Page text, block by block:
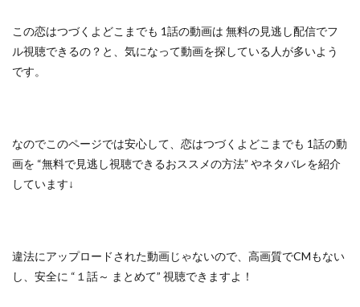
この恋はつづくよどこまでも 1話の動画は 無料の見逃し配信でフ
ル視聴できるの？ と、気になって動画を探している人が多いよう
です。
なのでこのページでは安心して、 恋はつづくよどこまでも 1話の動
画を “無料で見逃し視聴できるおススメの方法” やネタバレを紹介
しています↓
違法にアップロードされた動画じゃないので 、高画質でCMもない
し、安全に “１話～ まとめて” 視聴できますよ！